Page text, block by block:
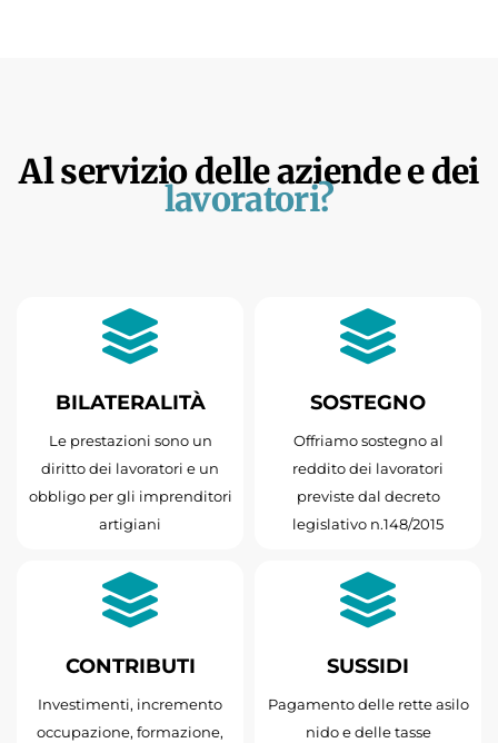
Al servizio delle aziende e dei
lavoratori?
BILATERALITÀ
Le prestazioni sono un
diritto dei lavoratori e un
obbligo per gli imprenditori
artigiani
SOSTEGNO
Offriamo sostegno al
reddito dei lavoratori
previste dal decreto
legislativo n.148/2015
CONTRIBUTI
Investimenti, incremento
occupazione, formazione,
SUSSIDI
Pagamento delle rette asilo
nido e delle tasse